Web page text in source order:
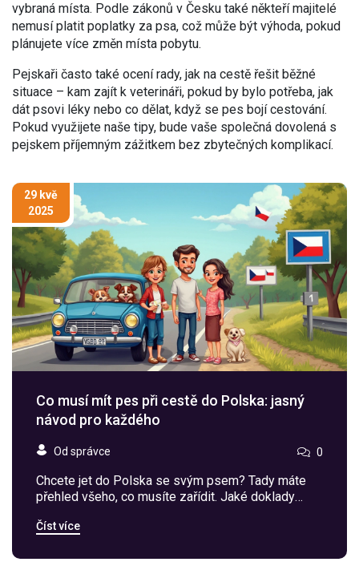
vybraná místa. Podle zákonů v Česku také někteří majitelé
nemusí platit poplatky za psa, což může být výhoda, pokud
plánujete více změn místa pobytu.
Pejskaři často také ocení rady, jak na cestě řešit běžné
situace – kam zajít k veterináři, pokud by bylo potřeba, jak
dát psovi léky nebo co dělat, když se pes bojí cestování.
Pokud využijete naše tipy, bude vaše společná dovolená s
pejskem příjemným zážitkem bez zbytečných komplikací.
29 kvě
2025
Co musí mít pes při cestě do Polska: jasný
návod pro každého
Od správce 0
Chcete jet do Polska se svým psem? Tady máte
přehled všeho, co musíte zařídit. Jaké doklady
podcenit? Článek poradí i s praktickými tipy na
cestování po Česku. Nebudete tápat ani na
Číst více